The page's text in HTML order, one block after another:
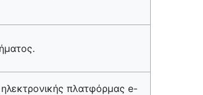
πλατφόρμας e-